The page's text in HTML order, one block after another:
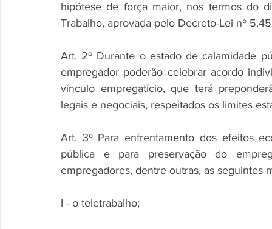
hipótese de força maior, nos termos do
Trabalho, aprovada pelo Decreto-Lei nº
Art. 2º Durante o estado de calamidade
empregador poderão celebrar acordo
vínculo empregatício, que terá
legais e negociais, respeitados os limites
Art. 3º Para enfrentamento dos efeitos
pública e para preservação do
empregadores, dentre outras, as seguintes
I - o teletrabalho;